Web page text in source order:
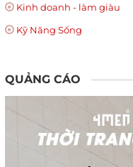
Kinh doanh - làm giàu
Kỹ Năng Sống
QUẢNG CÁO